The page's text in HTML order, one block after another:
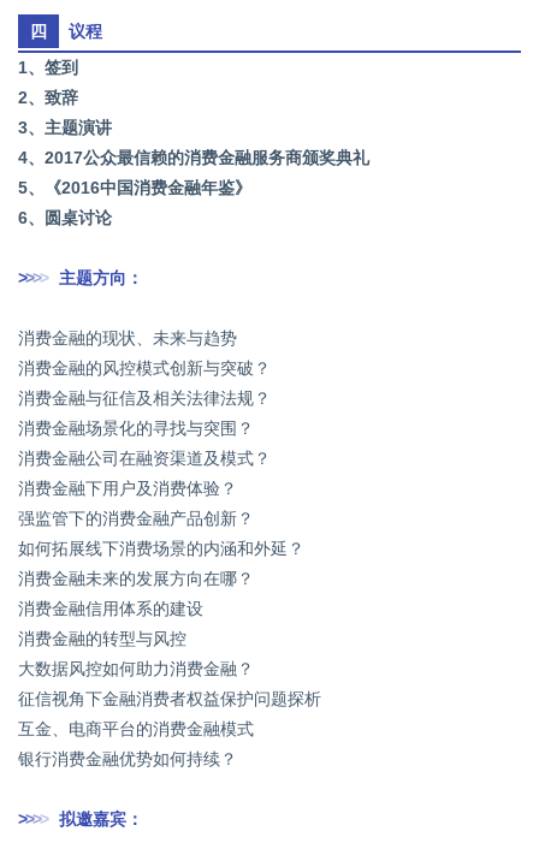
四
议程
1、签到
2、致辞
3、主题演讲
4、2017公众最信赖的消费金融服务商颁奖典礼
5、《2016中国消费金融年鉴》
6、圆桌讨论
>>>> 主题方向：
消费金融的现状、未来与趋势
消费金融的风控模式创新与突破？
消费金融与征信及相关法律法规？
消费金融场景化的寻找与突围？
消费金融公司在融资渠道及模式？
消费金融下用户及消费体验？
强监管下的消费金融产品创新？
如何拓展线下消费场景的内涵和外延？
消费金融未来的发展方向在哪？
消费金融信用体系的建设
消费金融的转型与风控
大数据风控如何助力消费金融？
征信视角下金融消费者权益保护问题探析
互金、电商平台的消费金融模式
银行消费金融优势如何持续？
>>>> 拟邀嘉宾：